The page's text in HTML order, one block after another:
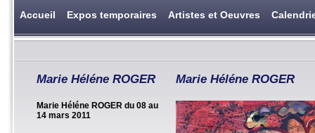
Accueil Expos temporaires Artistes et Oeuvres
Marie Héléne ROGER
Marie Héléne ROGER du 08 au
14 mars 2011
Marie Héléne ROGER